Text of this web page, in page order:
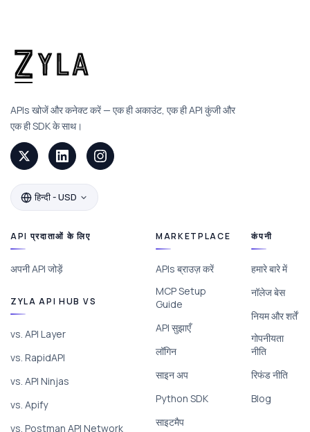
APIs खोजें और कनेक्ट करें — एक ही अकाउंट, एक ही API कुंजी और
एक ही SDK के साथ।
हिन्दी - USD
API प्रदाताओं के लिए
अपनी API जोड़ें
ZYLA API HUB VS
vs. API Layer
vs. RapidAPI
vs. API Ninjas
vs. Apify
vs. Postman API Network
MARKETPLACE
APIs ब्राउज़ करें
MCP Setup
Guide
API सुझाएँ
लॉगिन
साइन अप
Python SDK
साइटमैप
कंपनी
हमारे बारे में
नॉलेज बेस
नियम और शर्तें
गोपनीयता
नीति
रिफंड नीति
Blog